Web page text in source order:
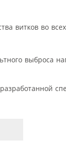
витков во
выброса